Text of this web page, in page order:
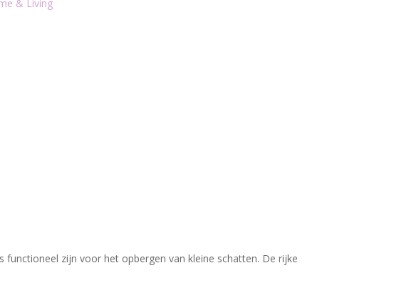
& Living
zijn voor het opbergen van kleine schatten. De rijke